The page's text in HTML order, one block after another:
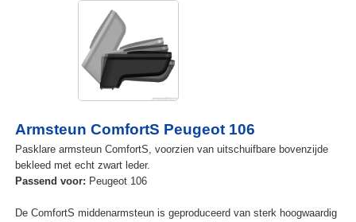
Armsteun ComfortS Peugeot 106
Pasklare armsteun ComfortS, voorzien van uitschuifbare bovenzijde
bekleed met echt zwart leder.
Passend voor: Peugeot 106
De ComfortS middenarmsteun is geproduceerd van sterk hoogwaardig